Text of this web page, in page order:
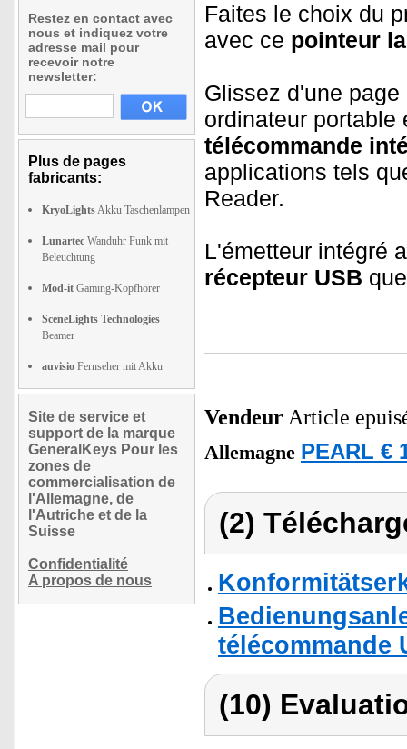
Restez en contact avec
nous et indiquez votre
adresse mail pour
recevoir notre
newsletter:
Plus de pages
fabricants:
KryoLightsAkku Taschenlampen
Lunartec Wanduhr Funk mit
Beleuchtung
Mod-it Gaming-Kopfhörer
SceneLights Technologies
Beamer
auvisio Fernseher mit Akku
Site de service et
support de la marque
GeneralKeys Pour les
zones de
commercialisation de
l'Allemagne, de
l'Autriche et de la
Suisse
Confidentialité
A propos de nous
Faites le choix du
avec ce pointeur
Glissez d'une
ordinateur portable
télécommande
applications tels
Reader.
L'émetteur intégré
récepteur USB
Vendeur Article
Allemagne PEARL €
(2)
télécommande
(10)